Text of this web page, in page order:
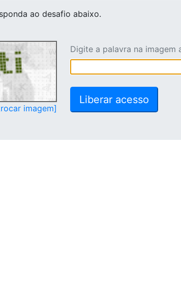
ao desafio abaixo.
imagem]
Digite a palavra na imagem